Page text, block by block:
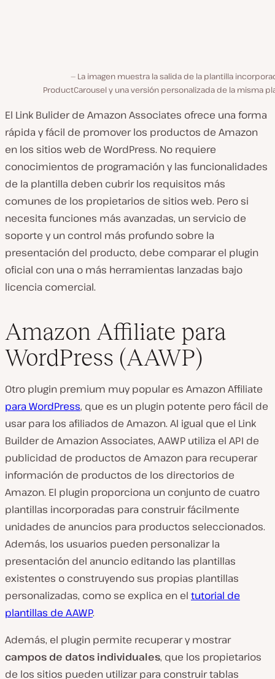
La imagen muestra la salida de la plantilla
ProductCarousel y una versión personalizada de la misma
El Link Bulider de Amazon Associates ofrece una forma
rápida y fácil de promover los productos de Amazon
en los sitios web de WordPress. No requiere
conocimientos de programación y las funcionalidades
de la plantilla deben cubrir los requisitos más
comunes de los propietarios de sitios web. Pero si
necesita funciones más avanzadas, un servicio de
soporte y un control más profundo sobre la
presentación del producto, debe comparar el plugin
oficial con una o más herramientas lanzadas bajo
licencia comercial.
Amazon Affiliate para
WordPress (AAWP)
Otro plugin premium muy popular es Amazon Affiliate
para WordPress, que es un plugin potente pero fácil de
usar para los afiliados de Amazon. Al igual que el Link
Builder de Amazion Associates, AAWP utiliza el API de
publicidad de productos de Amazon para recuperar
información de productos de los directorios de
Amazon. El plugin proporciona un conjunto de cuatro
plantillas incorporadas para construir fácilmente
unidades de anuncios para productos seleccionados.
Además, los usuarios pueden personalizar la
presentación del anuncio editando las plantillas
existentes o construyendo sus propias plantillas
personalizadas, como se explica en el tutorial de
plantillas de AAWP.
Además, el plugin permite recuperar y mostrar
campos de datos individuales, que los propietarios
de los sitios pueden utilizar para construir tablas